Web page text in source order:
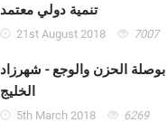
تنمية دولي معتمد
21st August 2018 7007
بوصلة الحزن والوجع - شهرزاد
الخليج
5th March 2018 6269